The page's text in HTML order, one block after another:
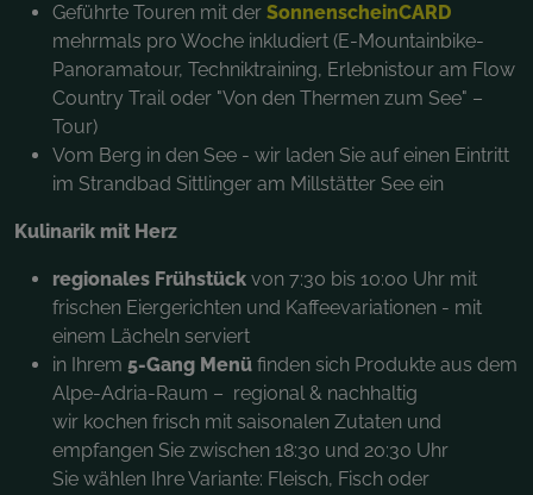
Geführte Touren mit der SonnenscheinCARD
mehrmals pro Woche inkludiert (E-Mountainbike-
Panoramatour, Techniktraining, Erlebnistour am Flow
Country Trail oder "Von den Thermen zum See" –
Tour)
Vom Berg in den See - wir laden Sie auf einen Eintritt
im Strandbad Sittlinger am Millstätter See ein
Kulinarik mit Herz
regionales Frühstück von 7:30 bis 10:00 Uhr mit
frischen Eiergerichten und Kaffeevariationen - mit
einem Lächeln serviert
in Ihrem 5-Gang Menü finden sich Produkte aus dem
Alpe-Adria-Raum – regional & nachhaltig
wir kochen frisch mit saisonalen Zutaten und
empfangen Sie zwischen 18:30 und 20:30 Uhr
Sie wählen Ihre Variante: Fleisch, Fisch oder